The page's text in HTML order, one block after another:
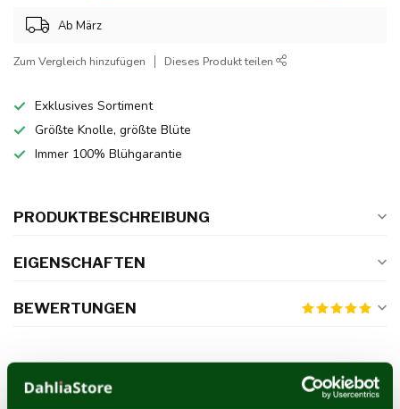
Ab März
Zum Vergleich hinzufügen Dieses Produkt teilen
Exklusives Sortiment
Größte Knolle, größte Blüte
Immer 100% Blühgarantie
PRODUKTBESCHREIBUNG
EIGENSCHAFTEN
BEWERTUNGEN